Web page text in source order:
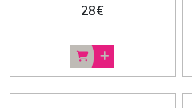
28€